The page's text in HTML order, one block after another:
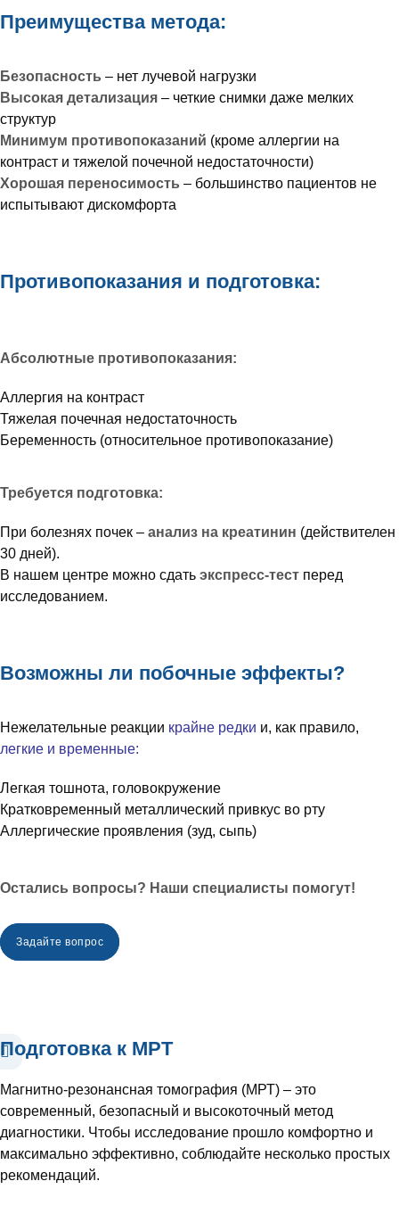
Преимущества метода:
Безопасность – нет лучевой нагрузки
Высокая детализация – четкие снимки даже мелких
структур
Минимум противопоказаний (кроме аллергии на
контраст и тяжелой почечной недостаточности)
Хорошая переносимость – большинство пациентов не
испытывают дискомфорта
Противопоказания и подготовка:
Абсолютные противопоказания:
Аллергия на контраст
Тяжелая почечная недостаточность
Беременность (относительное противопоказание)
Требуется подготовка:
При болезнях почек – анализ на креатинин (действителен
30 дней).
В нашем центре можно сдать экспресс-тест перед
исследованием.
Возможны ли побочные эффекты?
Нежелательные реакции крайне редки и, как правило,
легкие и временные:
Легкая тошнота, головокружение
Кратковременный металлический привкус во рту
Аллергические проявления (зуд, сыпь)
Остались вопросы? Наши специалисты помогут!
Задайте вопрос
Подготовка к МРТ
Магнитно-резонансная томография (МРТ) – это
современный, безопасный и высокоточный метод
диагностики. Чтобы исследование прошло комфортно и
максимально эффективно, соблюдайте несколько простых
рекомендаций.